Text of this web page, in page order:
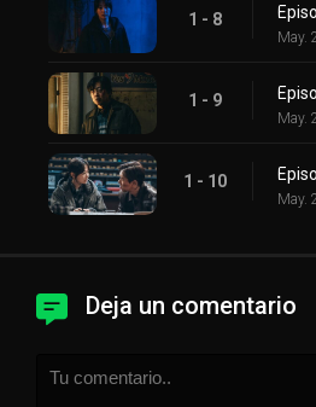
1 - 8
May.
1 - 9
May.
1 - 10
May.
Deja un comentario